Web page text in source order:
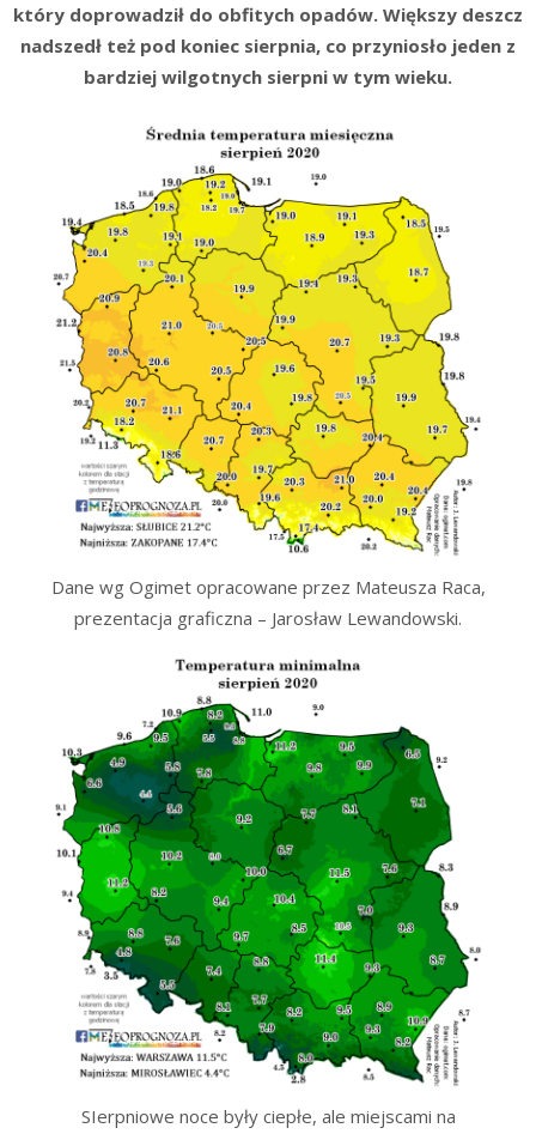
który doprowadził do obfitych opadów. Większy deszcz
nadszedł też pod koniec sierpnia, co przyniosło jeden z
bardziej wilgotnych sierpni w tym wieku.
Dane wg Ogimet opracowane przez Mateusza Raca,
prezentacja graficzna – Jarosław Lewandowski.
SIerpniowe noce były ciepłe, ale miejscami na